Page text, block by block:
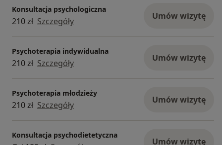
Konsultacja psychologiczna
210 zł Szczegóły Umów wizytę
Psychoterapia indywidualna
210 zł Szczegóły Umów wizytę
Psychoterapia młodzieży
210 zł Szczegóły Umów wizytę
Konsultacja psychodietetyczna
Umów wizytę